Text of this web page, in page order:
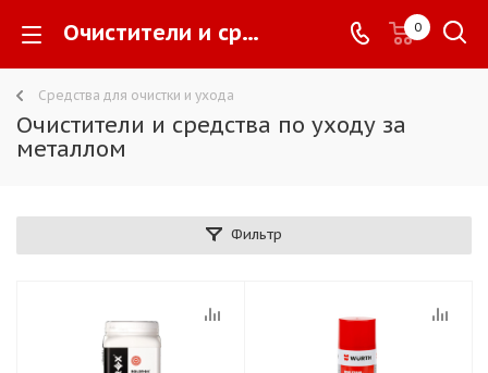
Очистители и средства по уходу за металлом - 0
Средства для очистки и ухода
Очистители и средства по уходу за
металлом
Фильтр